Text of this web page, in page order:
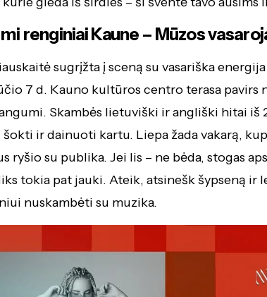
renginiai Kaune – Mūzos
sugrįžta į sceną su vasariška
7 d. Kauno kultūros centro terasa pavirs
Skambės lietuviški ir angliški hitai iš
šokti ir dainuoti kartu. Liepa žada vakarą,
ryšio su publika. Jei lis – ne bėda, stogas
tokia pat jauki. Ateik, atsinešk šypseną ir
nuskambėti su muzika.